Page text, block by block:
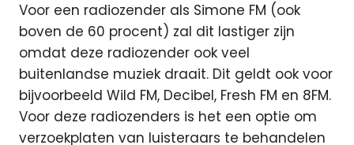
Voor een radiozender als Simone FM (ook
boven de 60 procent) zal dit lastiger zijn
omdat deze radiozender ook veel
buitenlandse muziek draait. Dit geldt ook voor
bijvoorbeeld Wild FM, Decibel, Fresh FM en 8FM.
Voor deze radiozenders is het een optie om
verzoekplaten van luisteraars te behandelen